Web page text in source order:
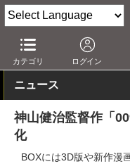
カテゴリ ログイン
AV Watch コンテンツ・
ニュース
神山健治監督作「
化
BOXには3D版や新作漫